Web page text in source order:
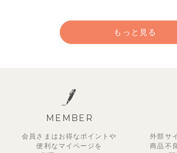
もっと見る
MEMBER
会員さまはお得なポイントや
便利な マイページを
外部サ
商品不